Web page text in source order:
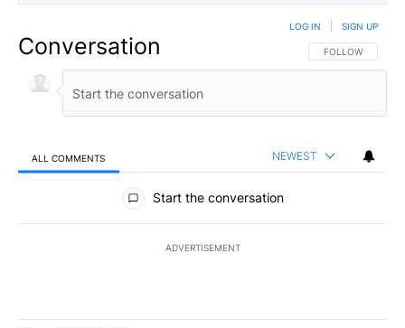
Conversation FOLLOW THIS
FOLLOW
LOG IN SIGN UP
ALL COMMENTS NEWEST
All Comments
Start the conversation
ADVERTISEMENT